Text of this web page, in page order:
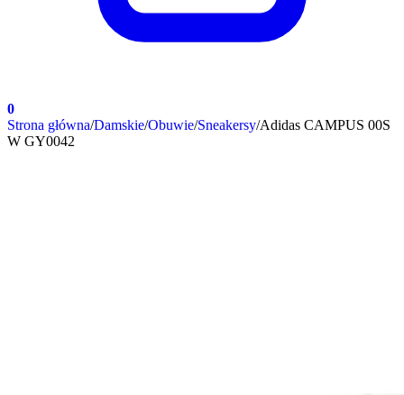
0
Strona główna/Damskie/Obuwie/Sneakersy/Adidas CAMPUS 00S
W GY0042